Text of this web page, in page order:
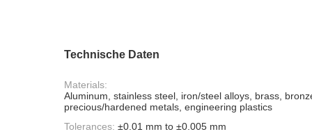
Technische Daten
Materials:
Aluminum, stainless steel, iron/steel alloys, brass,
precious/hardened metals, engineering plastics
Tolerances: ±0.01 mm to ±0.005 mm